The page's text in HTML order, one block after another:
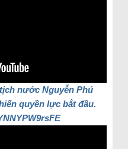
nước Nguyễn Phú
quyền lực bắt đầu.